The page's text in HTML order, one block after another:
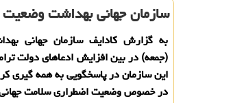
سازمان جهانی بهداشت
(جمعه) در بین افزایش ادعاهای دولت
این سازمان در پاسخگویی به همه گیری
در خصوص وضعیت اضطراری سلامت